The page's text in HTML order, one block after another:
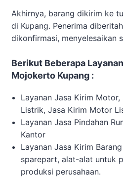
Akhirnya, barang dikirim ke
di Kupang. Penerima
dikonfirmasi, menyelesaikan
Berikut Beberapa
Mojokerto Kupang :
Layanan Jasa Kirim
Listrik, Jasa Kirim Motor
Layanan Jasa Pindahan
Kantor
Layanan Jasa Kirim
sparepart, alat-alat untuk
produksi perusahaan.